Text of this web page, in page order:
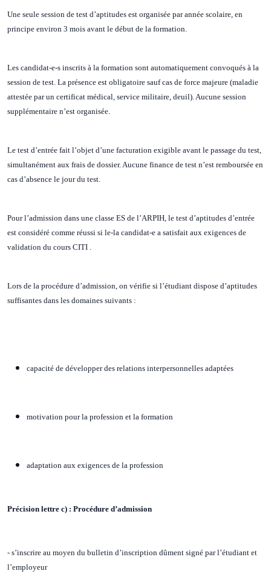
Une seule session de test d’aptitudes est organisée par année scolaire, en
principe environ 3 mois avant le début de la formation.
Les candidat-e-s inscrits à la formation sont automatiquement convoqués à la
session de test. La présence est obligatoire sauf cas de force majeure (maladie
attestée par un certificat médical, service militaire, deuil). Aucune session
supplémentaire n’est organisée.
Le test d’entrée fait l’objet d’une facturation exigible avant le passage du test,
simultanément aux frais de dossier. Aucune finance de test n’est remboursée en
cas d’absence le jour du test.
Pour l’admission dans une classe ES de l’ARPIH, le test d’aptitudes d’entrée
est considéré comme réussi si le-la candidat-e a satisfait aux exigences de
validation du cours CITI .
Lors de la procédure d’admission, on vérifie si l’étudiant dispose d’aptitudes
suffisantes dans les domaines suivants :
capacité de développer des relations interpersonnelles adaptées
motivation pour la profession et la formation
adaptation aux exigences de la profession
Précision lettre c) : Procédure d’admission
- s’inscrire au moyen du bulletin d’inscription dûment signé par l’étudiant et
l’employeur